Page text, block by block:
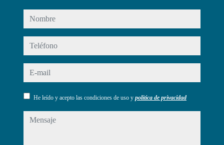
nombre
teléfono
e-mail
He leído y acepto las condiciones de uso y política de privacidad
mensaje